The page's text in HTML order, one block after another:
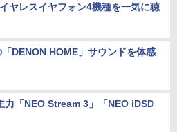
ヤレスイヤフォン4機種を一気に聴
DENON HOME」サウンドを体感
「NEO Stream 3」「NEO iDSD